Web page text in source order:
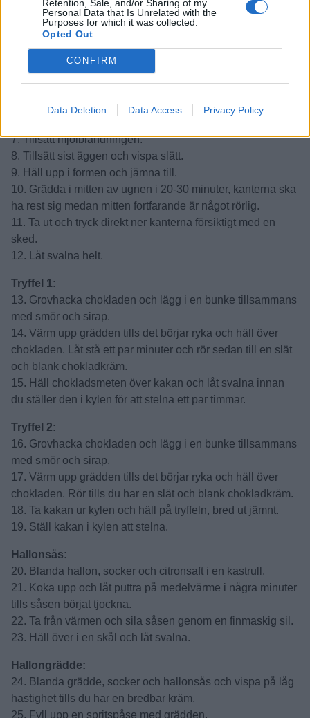
Retention, Sale, and/or Sharing of my
Personal Data that Is Unrelated with the
Purposes for which it was collected.
Opted Out
CONFIRM
Data Deletion Data Access Privacy Policy
1 msk vatten
ca 200 g marsipan
Instruktioner:
2. Klä en springform, 20 cm, med bakplåtspapper i botten
3. Smält smöret och låt svalna något.
4. Mortla espresso- eller kaffepulvret till ett puder.
5. Blanda mjöl, kakao, vaniljsocker och bakpulver.
6. Vispa samman smör och socker.
7. Tillsätt mjölblandningen.
8. Tillsätt sist äggen och vispa slätt.
9. Häll upp i formen och jämna till.
10. Grädda i mitten av ugnen i 20-30 minuter, kanterna ska
ha rest sig medan mitten fortfarande är något rörlig.
11. Ta ut och tryck direkt ner kanterna försiktigt med en
sked.
12. Låt svalna helt.
Tryffel 1:
13. Grovhacka chokladen och lägg i en bunke tillsammans
med smör och sirap.
14. Värm upp grädden tills det börjar ryka och häll över
chokladen. Låt stå ett par minuter och rör sedan till en slät
och blank chokladkräm.
15. Häll chokladsmeten över kakan och låt svalna innan
du ställer den i kylen för att stelna ett par timmar.
Tryffel 2:
16. Grovhacka chokladen och lägg i en bunke tillsammans
med smör och sirap.
17. Värm upp grädden tills det börjar ryka och häll över
chokladen. Rör tills du har en slät och blank chokladkräm.
18. Ta kakan ur kylen och häll på tryffeln, bred ut jämnt.
19. Ställ kakan i kylen att stelna.
Hallonsås:
20. Blanda hallon, socker och citronsaft i en kastrull.
21. Koka upp och låt puttra på medelvärme i några minuter
tills såsen börjat tjockna.
22. Ta från värmen och sila såsen genom en finmaskig sil.
23. Häll över i en skål och låt svalna.